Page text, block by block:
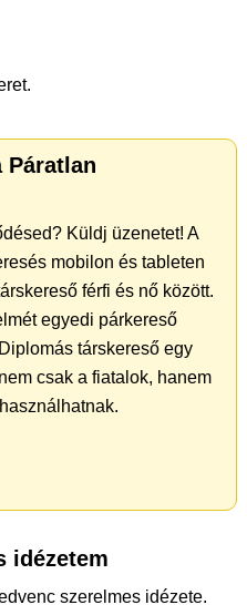
Páratlan
Küldj üzenetet! A
mobilon és tableten
férfi és nő között.
egyedi párkereső
társkereső egy
csak a fiatalok, hanem
idézetem
szerelmes idézete.